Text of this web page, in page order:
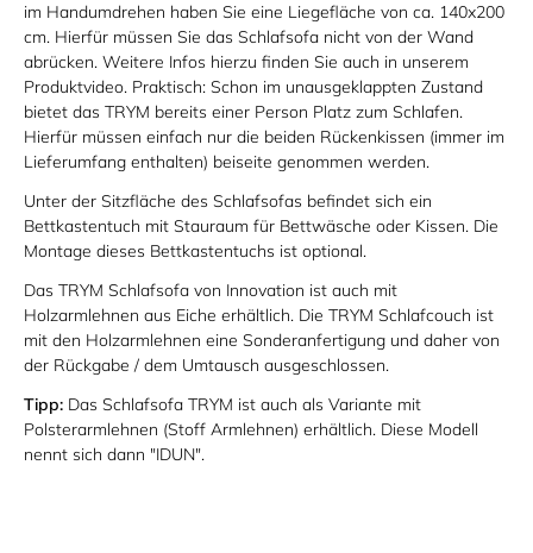
im Handumdrehen haben Sie eine Liegefläche von ca. 140x200
cm. Hierfür müssen Sie das Schlafsofa nicht von der Wand
abrücken. Weitere Infos hierzu finden Sie auch in unserem
Produktvideo. Praktisch: Schon im unausgeklappten Zustand
bietet das TRYM bereits einer Person Platz zum Schlafen.
Hierfür müssen einfach nur die beiden Rückenkissen (immer im
Lieferumfang enthalten) beiseite genommen werden.
Unter der Sitzfläche des Schlafsofas befindet sich ein
Bettkastentuch mit Stauraum für Bettwäsche oder Kissen. Die
Montage dieses Bettkastentuchs ist optional.
Das TRYM Schlafsofa von Innovation ist auch mit
Holzarmlehnen aus Eiche erhältlich. Die TRYM Schlafcouch ist
mit den Holzarmlehnen eine Sonderanfertigung und daher von
der Rückgabe / dem Umtausch ausgeschlossen.
Tipp: Das Schlafsofa TRYM ist auch als Variante mit
Polsterarmlehnen (Stoff Armlehnen) erhältlich. Diese Modell
nennt sich dann "IDUN".